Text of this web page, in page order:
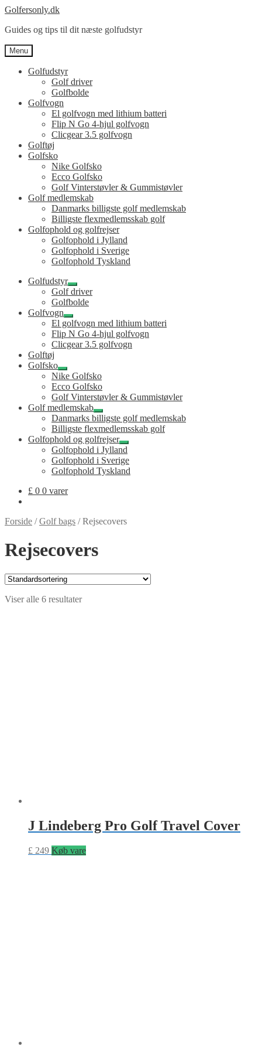
Spring
navigation
Spring
indhold
Golfersonly.dk
Guides og tips til dit næste golfudstyr
Menu
Golfudstyr
Golf driver
Golfbolde
Golfvogn
El golfvogn med lithium batteri
Flip N Go 4-hjul golfvogn
Clicgear 3.5 golfvogn
Golftøj
Golfsko
Nike Golfsko
Ecco Golfsko
Golf Vinterstøvler & Gummistøvler
Golf medlemskab
Danmarks billigste golf medlemskab
Billigste flexmedlemsskab golf
Golfophold og golfrejser
Golfophold i Jylland
Golfophold i Sverige
Golfophold Tyskland
Golfudstyr
Udfold
undermenu
Golf driver
Golfbolde
Golfvogn
Udfold
undermenu
El golfvogn med lithium batteri
Flip N Go 4-hjul golfvogn
Clicgear 3.5 golfvogn
Golftøj
Golfsko
Udfold
undermenu
Nike Golfsko
Ecco Golfsko
Golf Vinterstøvler & Gummistøvler
Golf medlemskab
Udfold
undermenu
Danmarks billigste golf medlemskab
Billigste flexmedlemsskab golf
Golfophold og golfrejser
Udfold
undermenu
Golfophold i Jylland
Golfophold i Sverige
Golfophold Tyskland
£ 0 0 varer
Forside /Golf bags /Rejsecovers
Rejsecovers
Viser alle 6 resultater
J Lindeberg Pro Golf Travel Cover
£ 249 Køb vare